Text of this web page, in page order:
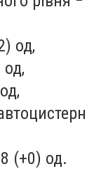
од,
од,
(+0) од.